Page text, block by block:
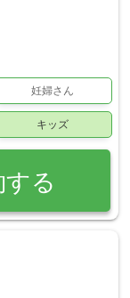
妊婦さん
キッズ
る